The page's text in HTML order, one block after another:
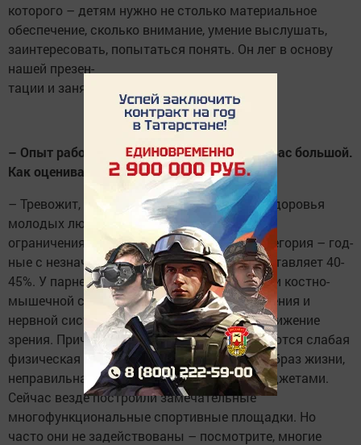
которого – детям нужно не столько материальное
обеспечение, сколько внимание, умение выслушать,
заинтересовать, попытаться понять. Он лег в основу
нашей презен-
тации и занял первое место.
– Опыт работы в военном комиссариате у вас большой.
Как оцениваете нынешних призывников?
– Тревожит, главным образом, состояние здоровья
молодых людей. Призывников, годных без
ограничения, у нас лишь 12%, основная категория – год-
ные с незначительными ограничения – составляет 40-
45%. У парней часто диагностируют болезни костно-
мышечной системы, системы кровообращения и
нервной системы. На четвертом месте – снижение
зрения. Причинами такого положения являются слабая
физическая подготовка, малоподвижный образ жизни,
неправильная еда, повальное увлечение гаджетами.
Сейчас везде построили замечательные
многофункциональные спортивные площадки. Но
часто они не задействованы – посмотрите, многие